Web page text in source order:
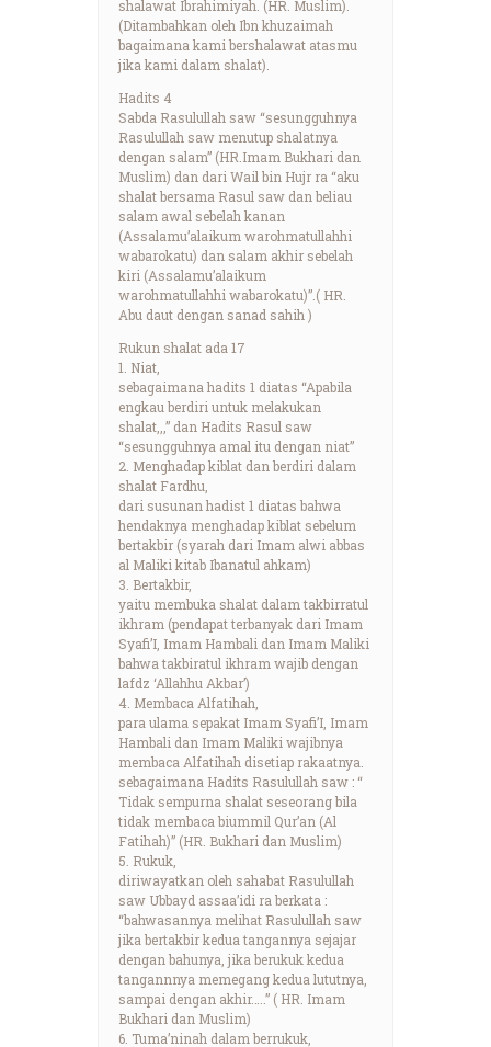
shalawat Ibrahimiyah. (HR. Muslim).
(Ditambahkan oleh Ibn khuzaimah
bagaimana kami bershalawat atasmu
jika kami dalam shalat).
Hadits 4
Sabda Rasulullah saw “sesungguhnya
Rasulullah saw menutup shalatnya
dengan salam” (HR.Imam Bukhari dan
Muslim) dan dari Wail bin Hujr ra “aku
shalat bersama Rasul saw dan beliau
salam awal sebelah kanan
(Assalamu’alaikum warohmatullahhi
wabarokatu) dan salam akhir sebelah
kiri (Assalamu’alaikum
warohmatullahhi wabarokatu)”.( HR.
Abu daut dengan sanad sahih )
Rukun shalat ada 17
1. Niat,
sebagaimana hadits 1 diatas “Apabila
engkau berdiri untuk melakukan
shalat,,,” dan Hadits Rasul saw
“sesungguhnya amal itu dengan niat”
2. Menghadap kiblat dan berdiri dalam
shalat Fardhu,
dari susunan hadist 1 diatas bahwa
hendaknya menghadap kiblat sebelum
bertakbir (syarah dari Imam alwi abbas
al Maliki kitab Ibanatul ahkam)
3. Bertakbir,
yaitu membuka shalat dalam takbirratul
ikhram (pendapat terbanyak dari Imam
Syafi’I, Imam Hambali dan Imam Maliki
bahwa takbiratul ikhram wajib dengan
lafdz ‘Allahhu Akbar’)
4. Membaca Alfatihah,
para ulama sepakat Imam Syafi’I, Imam
Hambali dan Imam Maliki wajibnya
membaca Alfatihah disetiap rakaatnya.
sebagaimana Hadits Rasulullah saw : “
Tidak sempurna shalat seseorang bila
tidak membaca biummil Qur’an (Al
Fatihah)” (HR. Bukhari dan Muslim)
5. Rukuk,
diriwayatkan oleh sahabat Rasulullah
saw Ubbayd assaa’idi ra berkata :
“bahwasannya melihat Rasulullah saw
jika bertakbir kedua tangannya sejajar
dengan bahunya, jika berukuk kedua
tangannnya memegang kedua lututnya,
sampai dengan akhir…..” ( HR. Imam
Bukhari dan Muslim)
6. Tuma’ninah dalam berrukuk,